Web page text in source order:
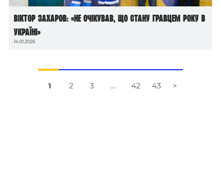
Віктор Захаров: «Не очікував, що стану гравцем року в
Україні»
14.01.2026
1 2 3 … 42 43 >